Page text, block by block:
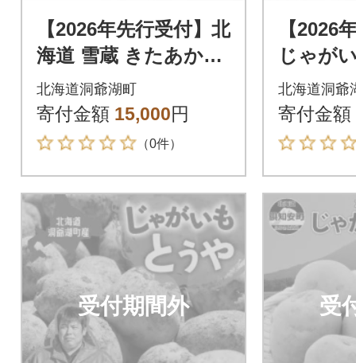
【2026年先行受付】北
海道 雪蔵 きたあかり
&とうや 計約20kg 丸
田農園 洞爺湖町
北海道洞爺湖町
寄付金額 15,000円
（0件）
【2026
じゃが
～LM 約20kg 北海道
洞爺湖町
北海道洞爺
寄付金額
受付期間外 受